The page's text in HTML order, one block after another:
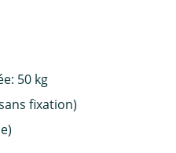
50 kg
fixation)